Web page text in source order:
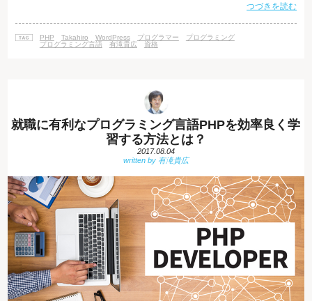
ーがWebサイトを開くといったアクションをとることで動作します。 PHP
あると言われています。 それにもかかわらず、PHPの求人ニーズは高く、
年々求人数は上がってきています。 エンジニアに特化した派遣会社である
つづきを読む
PHP Takahiro WordPress プログラマー
プログラミング
プログラミング言語
有滝貴広 資格
就職に有利なプログラミング言語PHPを効率良く学
習する方法とは？
2017.08.04